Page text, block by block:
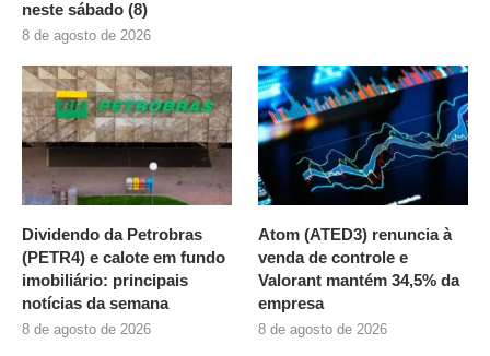
neste sábado (8)
8 de agosto de 2026
Dividendo da Petrobras
(PETR4) e calote em fundo
imobiliário: principais
notícias da semana
8 de agosto de 2026
Atom (ATED3) renuncia à
venda de controle e
Valorant mantém 34,5% da
empresa
8 de agosto de 2026